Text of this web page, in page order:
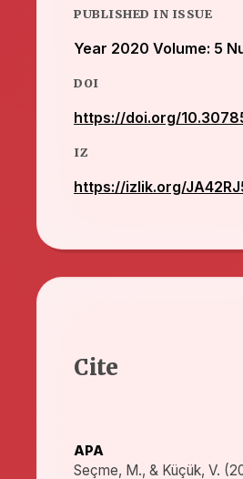
PUBLISHED IN ISSUE
Year 2020 Volume: 5
DOI
https://doi.org/
IZ
https://izlik.org/
Cite
APA
Seçme, M., & Küçük, V.